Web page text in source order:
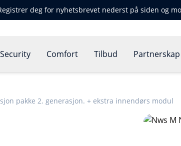
deg for nyhetsbrevet nederst på siden og
Security Comfort Tilbud Partnerskap
pakke 2. generasjon. + ekstra innendørs modul